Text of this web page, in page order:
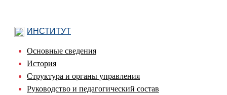
ИНСТИТУТ
Основные сведения
История
Структура и органы управления
Руководство и педагогический состав